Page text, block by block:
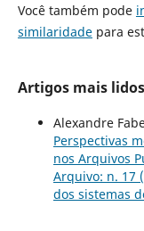
Você também pode
similaridadepara
Artigos mais
Alexandre
Perspectivas
nos Arquivos
Arquivo: n. 17
dos sistemas